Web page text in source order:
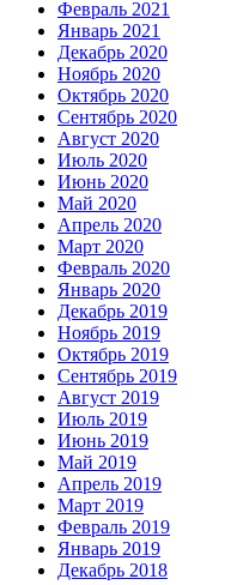
Февраль 2021
Январь 2021
Декабрь 2020
Ноябрь 2020
Октябрь 2020
Сентябрь 2020
Август 2020
Июль 2020
Июнь 2020
Май 2020
Апрель 2020
Март 2020
Февраль 2020
Январь 2020
Декабрь 2019
Ноябрь 2019
Октябрь 2019
Сентябрь 2019
Август 2019
Июль 2019
Июнь 2019
Май 2019
Апрель 2019
Март 2019
Февраль 2019
Январь 2019
Декабрь 2018